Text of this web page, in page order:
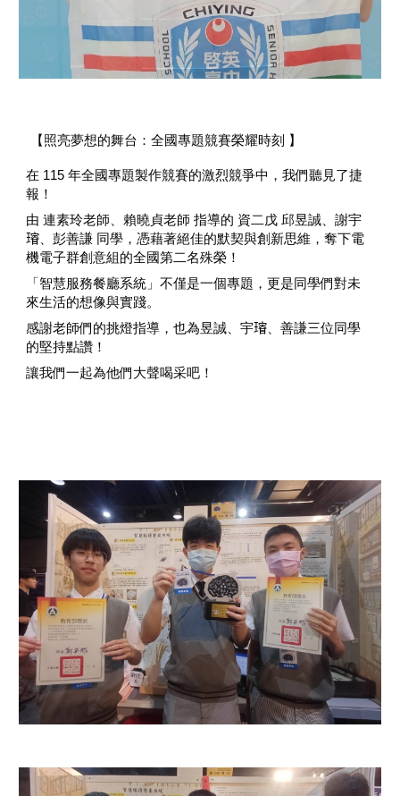
【照亮夢想的舞台：全國專題競賽榮耀時刻 】
在 115 年全國專題製作競賽的激烈競爭中，我們聽見了捷
報！
由 連素玲老師、賴曉貞老師 指導的 資二戊 邱昱誠、謝宇
𤩷、彭善謙 同學，憑藉著絕佳的默契與創新思維，奪下電
機電子群創意組的全國第二名殊榮！
「智慧服務餐廳系統」不僅是一個專題，更是同學們對未
來生活的想像與實踐。
感謝老師們的挑燈指導，也為昱誠、宇𤩷、善謙三位同學
的堅持點讚！
讓我們一起為他們大聲喝采吧！